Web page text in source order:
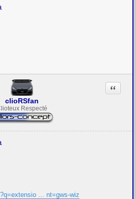
clioRSfan
Respecté
Citation
... nt=gws-wiz